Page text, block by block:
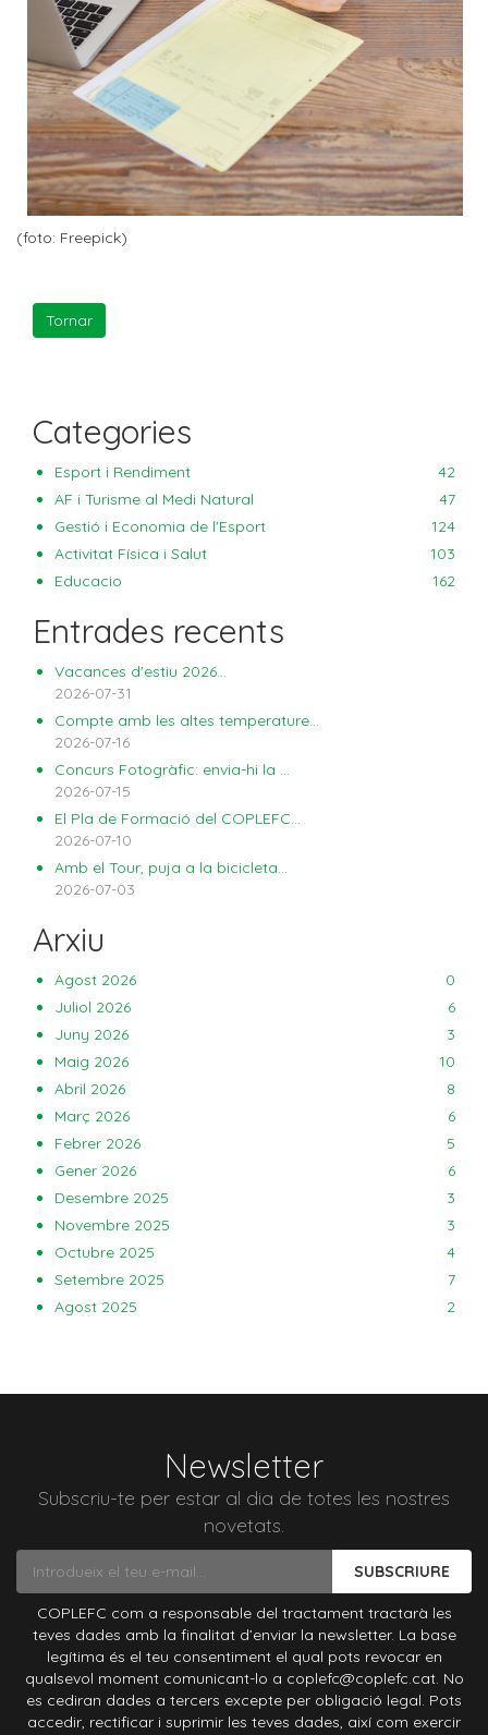
(foto: Freepick)
Categories
Esport i Rendiment
42
AF i Turisme al Medi Natural
47
Gestió i Economia de l'Esport
124
Activitat Física i Salut
103
Educacio
162
Entrades recents
Vacances d'estiu 2026...
2026-07-31
Compte amb les altes temperature...
2026-07-16
Concurs Fotogràfic: envia-hi la ...
2026-07-15
El Pla de Formació del COPLEFC...
2026-07-10
Amb el Tour, puja a la bicicleta...
2026-07-03
Arxiu
Agost 2026
0
Juliol 2026
6
Juny 2026
3
Maig 2026
10
Abril 2026
8
Març 2026
6
Febrer 2026
5
Gener 2026
6
Desembre 2025
3
Novembre 2025
3
Octubre 2025
4
Setembre 2025
7
Agost 2025
2
Newsletter
Subscriu-te per estar al dia de totes les nostres
novetats.
SUBSCRIURE
COPLEFC com a responsable del tractament tractarà les
teves dades amb la finalitat d’enviar la newsletter. La base
legítima és el teu consentiment el qual pots revocar en
qualsevol moment comunicant-lo a coplefc@coplefc.cat. No
es cediran dades a tercers excepte per obligació legal. Pots
accedir, rectificar i suprimir les teves dades, així com exercir